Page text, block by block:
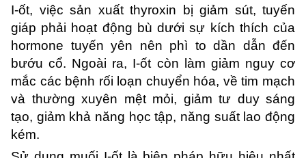
I-ốt, việc sản xuất thyroxin bị giảm sút, tuyến
giáp phải hoạt động bù dưới sự kích thích của
hormone tuyến yên nên phì to dần dẫn đến
bướu cổ. Ngoài ra, I-ốt còn làm giảm nguy cơ
mắc các bệnh rối loạn chuyển hóa, về tim mạch
và thường xuyên mệt mỏi, giảm tư duy sáng
tạo, giảm khả năng học tập, năng suất lao động
kém.